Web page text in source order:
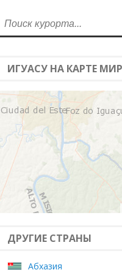
ИГУАСУ НА КАРТЕ
ДРУГИЕ СТРАНЫ
Абхазия